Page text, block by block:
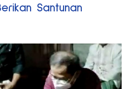
Santunan